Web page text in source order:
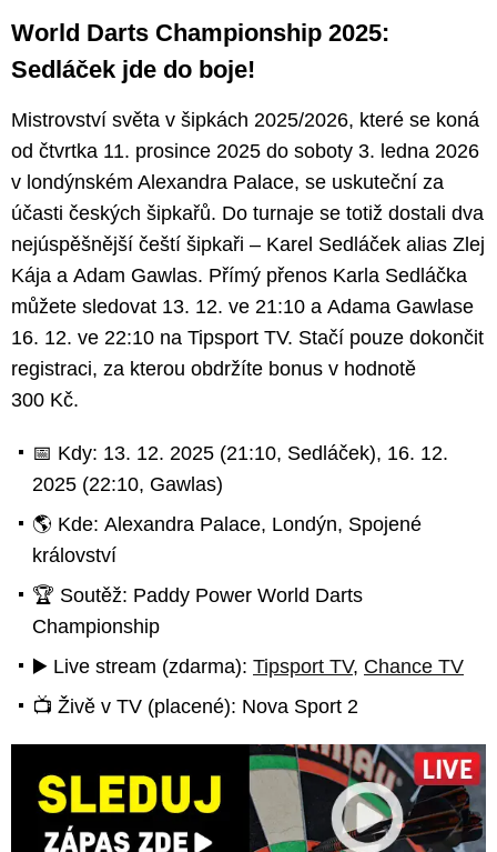
World Darts Championship 2025:
Sedláček jde do boje!
Mistrovství světa v šipkách 2025/2026, které se koná
od čtvrtka 11. prosince 2025 do soboty 3. ledna 2026
v londýnském Alexandra Palace, se uskuteční za
účasti českých šipkařů. Do turnaje se totiž dostali dva
nejúspěšnější čeští šipkaři – Karel Sedláček alias Zlej
Kája a Adam Gawlas. Přímý přenos Karla Sedláčka
můžete sledovat 13. 12. ve 21:10 a Adama Gawlase
16. 12. ve 22:10 na Tipsport TV. Stačí pouze dokončit
registraci, za kterou obdržíte bonus v hodnotě
300 Kč.
📅 Kdy: 13. 12. 2025 (21:10, Sedláček), 16. 12.
2025 (22:10, Gawlas)
🌎 Kde: Alexandra Palace, Londýn, Spojené
království
🏆 Soutěž: Paddy Power World Darts
Championship
▶️ Live stream (zdarma): Tipsport TV, Chance TV
📺 Živě v TV (placené): Nova Sport 2